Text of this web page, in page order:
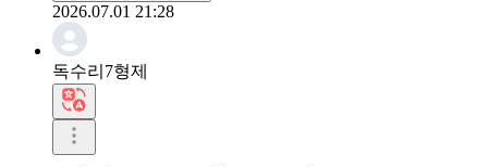
2026.07.01 21:28
독수리7형제